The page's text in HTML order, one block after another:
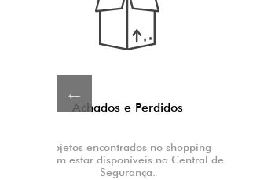
Banheiro Infantil
Banheiro adaptado para uso infantil,
localizado no 1º piso.